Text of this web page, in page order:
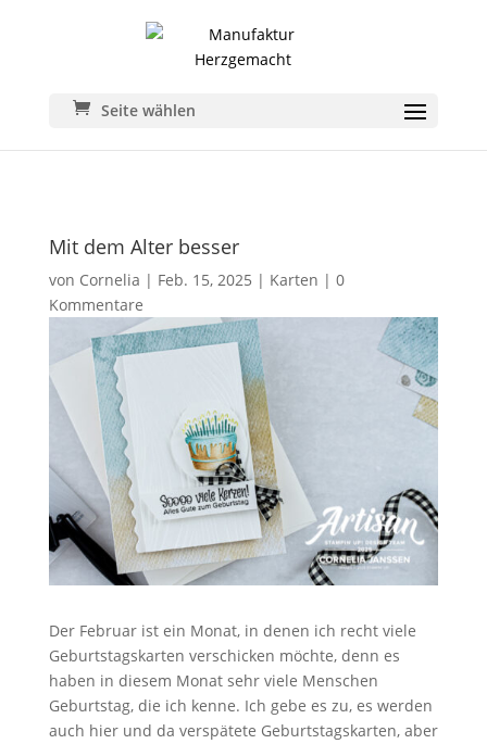
Seite wählen
Mit dem Alter besser
von Cornelia | Feb. 15, 2025 | Karten | 0
Kommentare
Der Februar ist ein Monat, in denen ich recht viele
Geburtstagskarten verschicken möchte, denn es
haben in diesem Monat sehr viele Menschen
Geburtstag, die ich kenne. Ich gebe es zu, es werden
auch hier und da verspätete Geburtstagskarten, aber